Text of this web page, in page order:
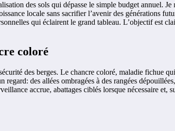
des sols qui dépasse le simple budget annuel. Je
locale sans sacrifier l’avenir des générations
qui éclairent le grand tableau. L’objectif est
coloré
des berges. Le chancre coloré, maladie fichue
des allées ombragées à des rangées
accrue, abattages ciblés lorsque nécessaire et,